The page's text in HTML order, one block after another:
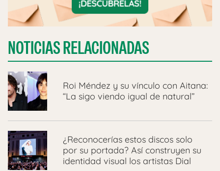
NOTICIAS RELACIONADAS
Roi Méndez y su vínculo con Aitana:
“La sigo viendo igual de natural”
¿Reconocerías estos discos solo
por su portada? Así construyen su
identidad visual los artistas Dial